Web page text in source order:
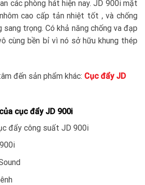
các phòng hát hiện nay. JD 900i mặt
cao cấp tản nhiệt tốt , và chống
sang trọng. Có khả năng chống va đạp
cùng bền bỉ vì nó sở hữu khung thép
đến sản phẩm khác: Cục đẩy JD
cục đẩy JD 900i
đẩy công suất JD 900i